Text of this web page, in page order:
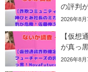
の評判
2026年8月
【仮想
が真っ
2026年8月